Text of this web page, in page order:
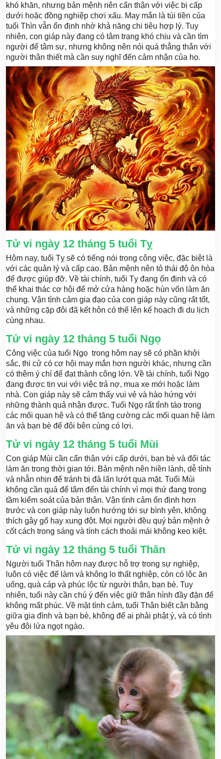
khó khăn, nhưng bản mệnh nên cẩn thận với việc bị cấp
dưới hoặc đồng nghiệp chơi xấu. May mắn là túi tiền của
tuổi Thìn vẫn ổn định nhờ khả năng chi tiêu hợp lý. Tuy
nhiên, con giáp này đang có tâm trạng khó chịu và cần tìm
người để tâm sự, nhưng không nên nói quá thẳng thắn với
người thân thiết mà cần suy nghĩ đến cảm nhận của họ.
Tử vi ngày 12 tháng 5 tuổi Tỵ
Hôm nay, tuổi Tỵ sẽ có tiếng nói trong công việc, đặc biệt là
với các quản lý và cấp cao. Bản mệnh nên tỏ thái độ ôn hòa
để được giúp đỡ. Về tài chính, tuổi Tỵ đang ổn định và có
thể khai thác cơ hội để mở cửa hàng hoặc hùn vốn làm ăn
chung. Vận tình cảm gia đạo của con giáp này cũng rất tốt,
và những cặp đôi đã kết hôn có thể lên kế hoạch đi du lịch
cùng nhau.
Tử vi ngày 12 tháng 5 tuổi Ngọ
Công việc của tuổi Ngọ trong hôm nay sẽ có phần khởi
sắc, thi cử có cơ hội may mắn hơn người khác, nhưng cần
có thêm ý chí để đạt thành công lớn. Về tài chính, tuổi Ngọ
đang được tin vui với việc trả nợ, mua xe mới hoặc làm
nhà. Con giáp này sẽ cảm thấy vui vẻ và hào hứng với
những thành quả nhận được. Tuổi Ngọ rất tỉnh táo trong
các mối quan hệ và có thể tăng cường các mối quan hệ làm
ăn và bạn bè để đôi bên cùng có lợi.
Tử vi ngày 12 tháng 5 tuổi Mùi
Con giáp Mùi cần cẩn thận với cấp dưới, bạn bè và đối tác
làm ăn trong thời gian tới. Bản mệnh nên hiền lành, dễ tính
và nhẫn nhịn để tránh bị đà lấn lướt qua mặt. Tuổi Mùi
không cần quá để tâm đến tài chính vì mọi thứ đang trong
tầm kiểm soát của bản thân. Vận tình cảm ổn định hơn
trước và con giáp này luôn hướng tới sự bình yên, không
thích gây gổ hay xung đột. Mọi người đều quý bản mệnh ở
cốt cách trong sáng và tính cách thoải mái không keo kiệt.
Tử vi ngày 12 tháng 5 tuổi Thân
Người tuổi Thân hôm nay được hỗ trợ trong sự nghiệp,
luôn có việc để làm và không lo thất nghiệp, còn có lộc ăn
uống, quà cáp và phúc lộc từ người thân, bạn bè. Tuy
nhiên, tuổi này cần chú ý đến việc giữ thân hình đầy đặn để
không mất phúc. Về mặt tình cảm, tuổi Thân biết cân bằng
giữa gia đình và bạn bè, không để ai phải phật ý, và có tình
yêu đôi lứa ngọt ngào.